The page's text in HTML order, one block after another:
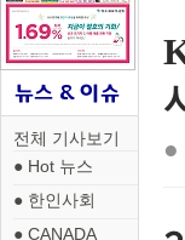
전체 기사보기
● Hot 뉴스
● 한인사회
● CANADA
●